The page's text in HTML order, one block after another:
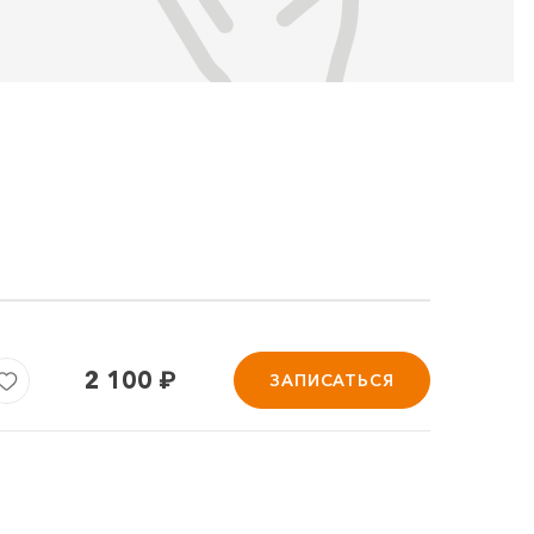
2 100 ₽ ЗАПИСАТЬСЯ